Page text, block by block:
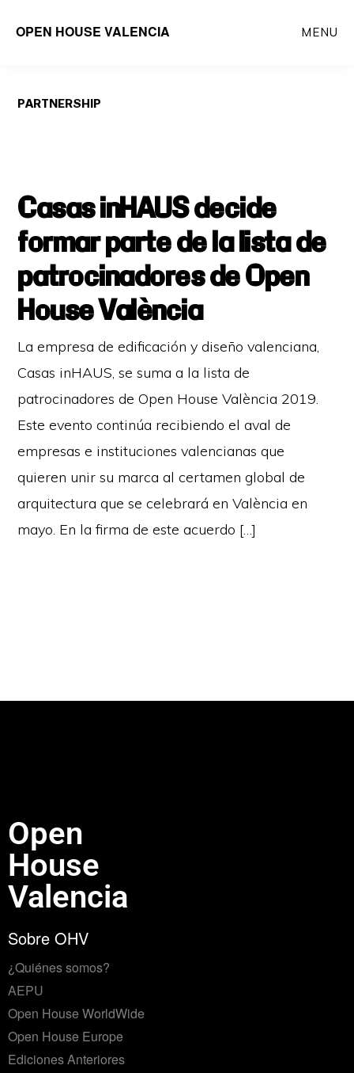
OPEN HOUSE VALENCIA MENU
PARTNERSHIP
Casas inHAUS decide
formar parte de la lista de
patrocinadores de Open
House València
La empresa de edificación y diseño valenciana,
Casas inHAUS, se suma a la lista de
patrocinadores de Open House València 2019.
Este evento continúa recibiendo el aval de
empresas e instituciones valencianas que
quieren unir su marca al certamen global de
arquitectura que se celebrará en València en
mayo. En la firma de este acuerdo […]
Open
House
Valencia
Sobre OHV
¿Quiénes somos?
AEPU
Open House WorldWide
Open House Europe
Ediciones Anteriores